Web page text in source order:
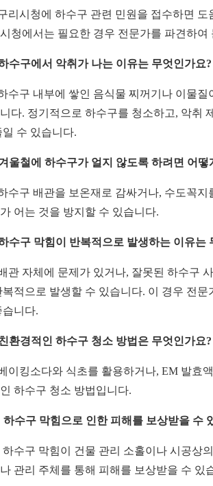
리시청에 하수구 관련 민원을 접수하면 도
청에서는 필요한 경우 전문가를 파견하여
수구에서 악취가 나는 이유는 무엇인가요?
수구 내부에 쌓인 음식물 찌꺼기나 이물질
다. 정기적으로 하수구를 청소하고, 악취
일 수 있습니다.
울철에 하수구가 얼지 않도록 하려면 어떻
수구 배관을 보온재로 감싸거나, 수도꼭지
어는 것을 방지할 수 있습니다.
수구 막힘이 반복적으로 발생하는 이유는
관 자체에 문제가 있거나, 잘못된 하수구
복적으로 발생할 수 있습니다. 이 경우 전
습니다.
환경적인 하수구 청소 방법은 무엇인가요?
이킹소다와 식초를 활용하거나, EM 발효
하수구 청소 방법입니다.
하수구 막힘으로 인한 피해를 보상받을 수
하수구 막힘이 건물 관리 소홀이나 시공상
관리 주체를 통해 피해를 보상받을 수 있